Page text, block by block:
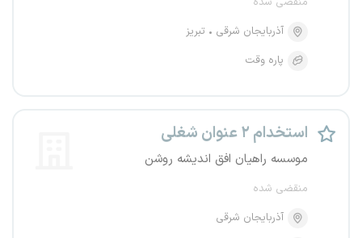
آذربایجان شرقی
تبریز
پاره وقت
استخدام ۲ عنوان شغلی
موسسه راهیان افق اندیشه روشن
منقضی شده
آذربایجان شرقی